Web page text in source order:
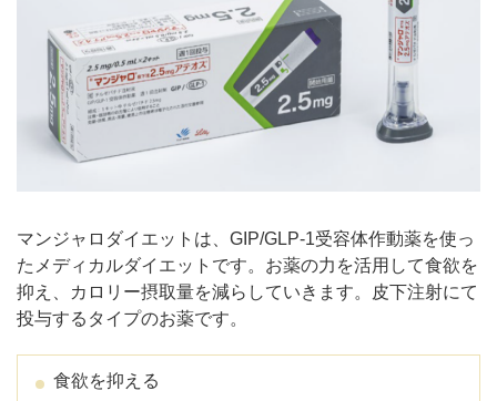
マンジャロダイエットは、GIP/GLP-1受容体作動薬を使っ
たメディカルダイエットです。お薬の力を活用して食欲を
抑え、カロリー摂取量を減らしていきます。皮下注射にて
投与するタイプのお薬です。
食欲を抑える